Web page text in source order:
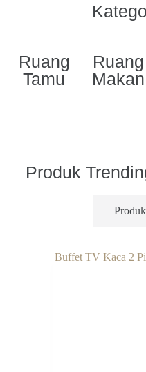
Ruang
Tamu
Ruang
Makan
Produk